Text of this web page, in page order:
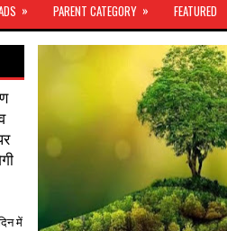
» PARENT CATEGORY » FEATURED
में